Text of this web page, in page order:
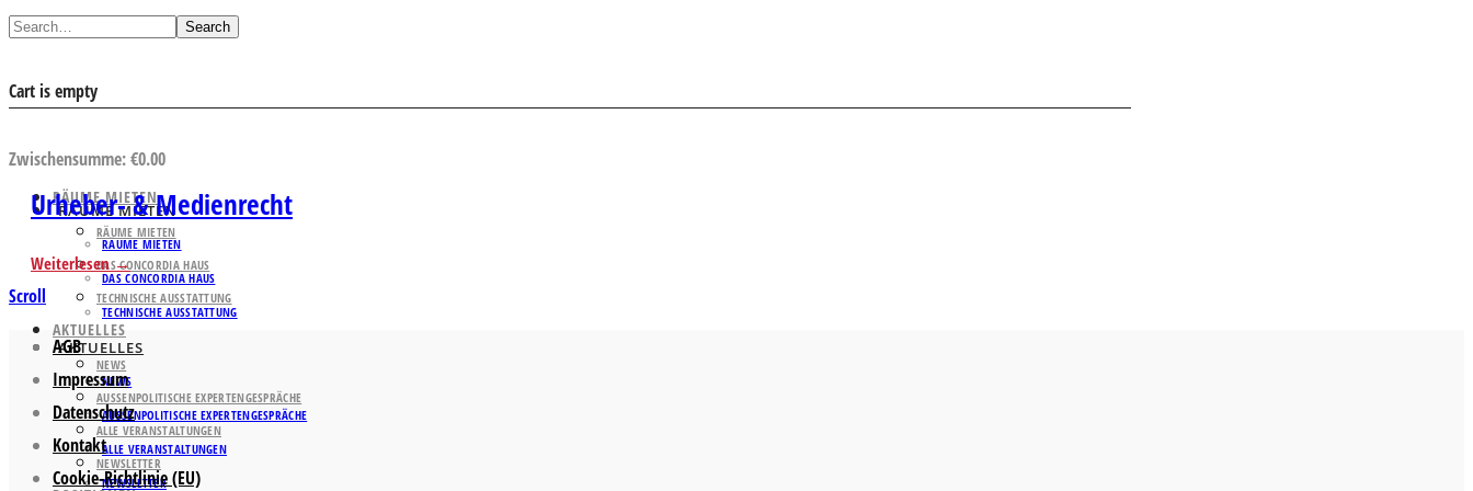
Search
Cart is empty
Zwischensumme:€0.00
RÄUME MIETEN
RÄUME MIETEN
DAS CONCORDIA HAUS
TECHNISCHE AUSSTATTUNG
AKTUELLES
NEWS
AUSSENPOLITISCHE EXPERTENGESPRÄCHE
ALLE VERANSTALTUNGEN
NEWSLETTER
RÄUME MIETEN
RÄUME MIETEN
DAS CONCORDIA HAUS
TECHNISCHE AUSSTATTUNG
AKTUELLES
NEWS
AUSSENPOLITISCHE EXPERTENGESPRÄCHE
ALLE VERANSTALTUNGEN
NEWSLETTER
Urheber- & Medienrecht
Weiterlesen
Scroll
AGB
Impressum
Datenschutz
Kontakt
Cookie-Richtlinie (EU)